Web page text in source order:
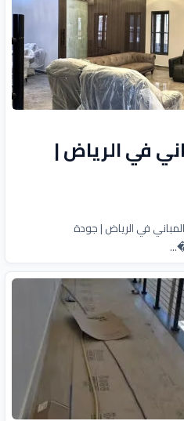
في الرياض |
في الرياض | جودة